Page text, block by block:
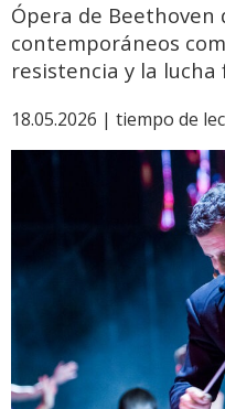
Ópera de Beethoven
contemporáneos
resistencia y la
18.05.2026 | tiempo de